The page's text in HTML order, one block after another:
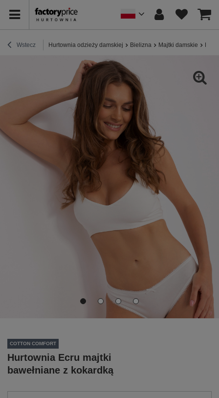
Wstecz Hurtownia odzieży damskiej Bielizna Majtki damskie
COTTON COMFORT
Hurtownia Ecru majtki
bawełniane z kokardką